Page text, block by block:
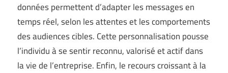
données permettent d’adapter les messages en
temps réel, selon les attentes et les comportements
des audiences cibles. Cette personnalisation pousse
l’individu à se sentir reconnu, valorisé et actif dans
la vie de l’entreprise. Enfin, le recours croissant à la